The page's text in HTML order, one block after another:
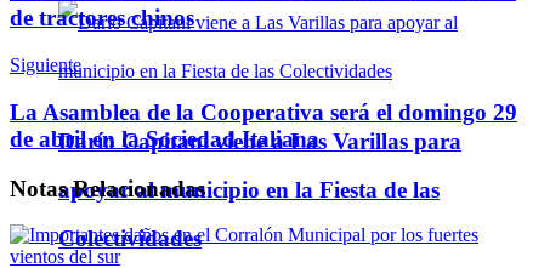
Darío Capitani viene a Las Varillas para
apoyar al municipio en la Fiesta de las
Colectividades
de tractores chinos
Siguiente
La Asamblea de la Cooperativa será el domingo 29
de abril en la Sociedad Italiana
NotasRelacionadas